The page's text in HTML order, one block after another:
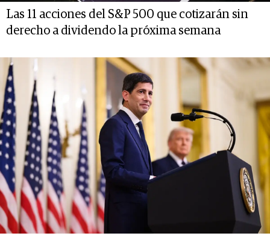
Las 11 acciones del S&P 500 que cotizarán sin
derecho a dividendo la próxima semana